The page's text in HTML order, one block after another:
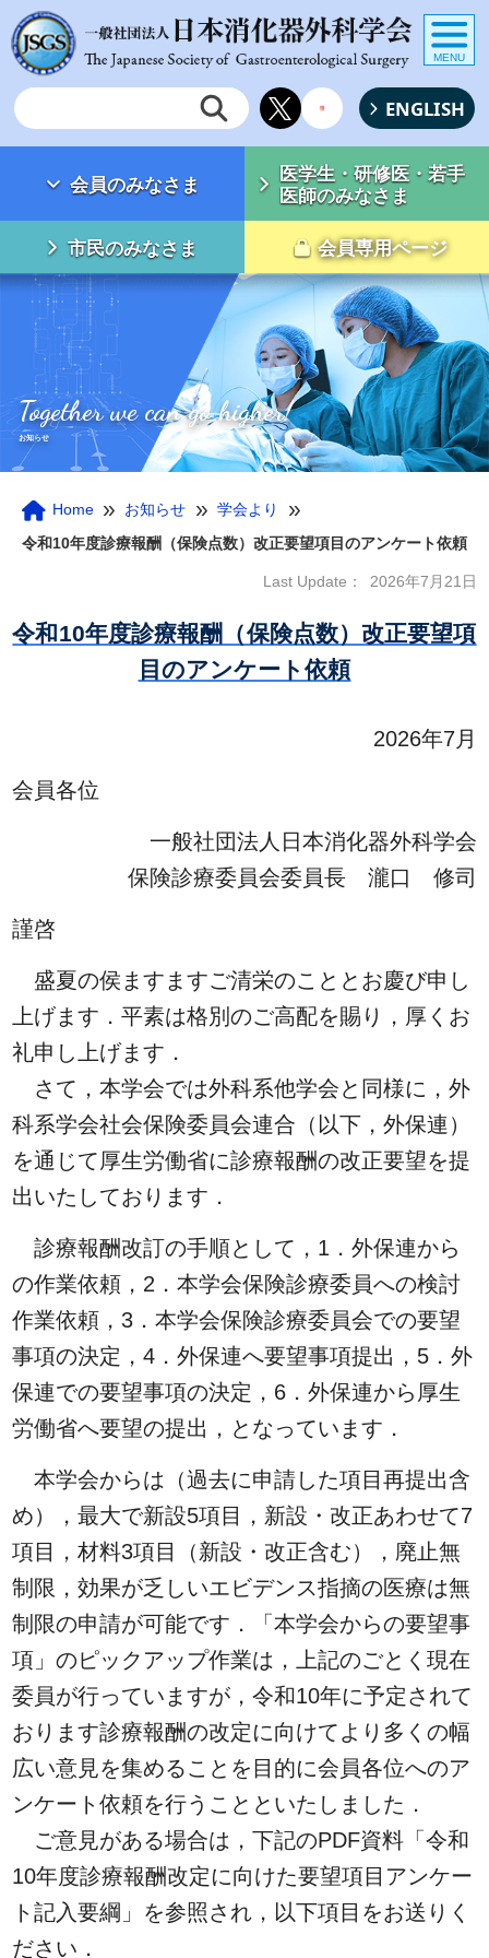
ENGLISH
会員のみなさま
医学生・研修医・若手
医師のみなさま
市民のみなさま 会員専用ページ
MENU
お知らせ
Together we can go higher!
Home » お知らせ » 学会より »
令和10年度診療報酬（保険点数）改正要望項目のアンケート依頼
Last Update： 2026年7月21日
令和10年度診療報酬（保険点数）改正要望項
目のアンケート依頼
2026年7月
会員各位
一般社団法人日本消化器外科学会
保険診療委員会委員長 瀧口 修司
謹啓
盛夏の侯ますますご清栄のこととお慶び申し
上げます．平素は格別のご高配を賜り，厚くお
礼申し上げます．
さて，本学会では外科系他学会と同様に，外
科系学会社会保険委員会連合（以下，外保連）
を通じて厚生労働省に診療報酬の改正要望を提
出いたしております．
診療報酬改訂の手順として，1．外保連から
の作業依頼，2．本学会保険診療委員への検討
作業依頼，3．本学会保険診療委員会での要望
事項の決定，4．外保連へ要望事項提出，5．外
保連での要望事項の決定，6．外保連から厚生
労働省へ要望の提出，となっています．
本学会からは（過去に申請した項目再提出含
め），最大で新設5項目，新設・改正あわせて7
項目，材料3項目（新設・改正含む），廃止無
制限，効果が乏しいエビデンス指摘の医療は無
制限の申請が可能です．「本学会からの要望事
項」のピックアップ作業は，上記のごとく現在
委員が行っていますが，令和10年に予定されて
おります診療報酬の改定に向けてより多くの幅
広い意見を集めることを目的に会員各位へのア
ンケート依頼を行うことといたしました．
ご意見がある場合は，下記のPDF資料「令和
10年度診療報酬改定に向けた要望項目アンケー
ト記入要綱」を参照され，以下項目をお送りく
ださい．